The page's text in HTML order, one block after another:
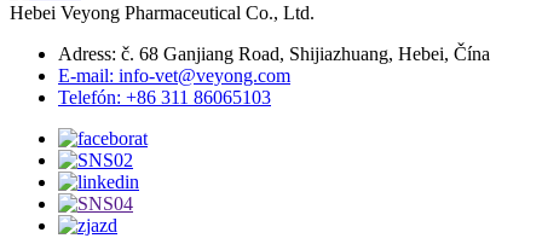
Hebei Veyong Pharmaceutical Co., Ltd.
Adress: č. 68 Ganjiang Road, Shijiazhuang, Hebei, Čína
E-mail: info-vet@veyong.com
Telefón: +86 311 86065103